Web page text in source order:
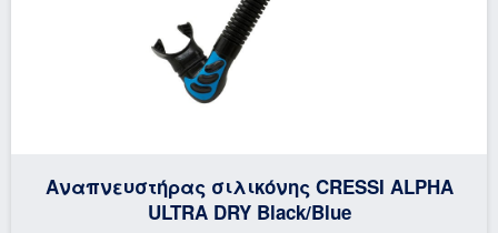
Αναπνευστήρας σιλικόνης CRESSI ALPHA
ULTRA DRY Black/Blue